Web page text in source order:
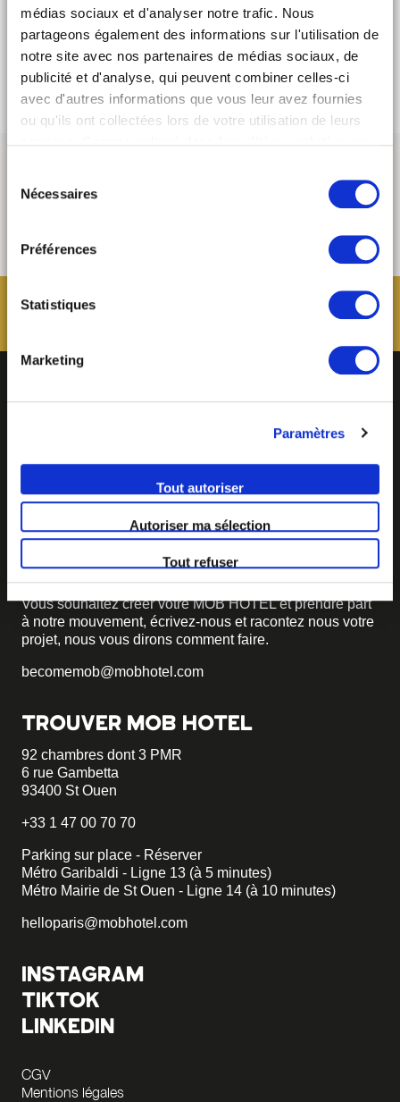
médias sociaux et d'analyser notre trafic. Nous
partageons également des informations sur l'utilisation de
notre site avec nos partenaires de médias sociaux, de
publicité et d'analyse, qui peuvent combiner celles-ci
avec d'autres informations que vous leur avez fournies
ou qu'ils ont collectées lors de votre utilisation de leurs
cliquant sur « tout autoriser » ; vous refusez ce dépôt de
cookies (sauf cookies nécessaires) en cliquant sur « tout
paramétrer vos choix en fonction de la finalité des
autoriser ma sélection ». Vous pouvez retirer votre
consentement à tout moment via notre outil de
relative aux cookies sous l’onglet « mentions légales ».
Nécessaires
Préférences
Statistiques
Marketing
Paramètres
Tout autoriser
Autoriser ma sélection
Tout refuser
A special party hosted by Aline Afanoukoé. Voilà de quoi
bien commencer la semaine.
BECOME MOB
MOB HOTEL se développe en un véritable mouvement
coopératif.
Vous souhaitez créer votre MOB HOTEL et prendre part
à notre mouvement, écrivez-nous et racontez nous votre
projet, nous vous dirons comment faire.
becomemob@mobhotel.com
TROUVER MOB HOTEL
92 chambres dont 3 PMR
6 rue Gambetta
93400 St Ouen
+33 1 47 00 70 70
Parking sur place - Réserver
Métro Garibaldi - Ligne 13 (à 5 minutes)
Métro Mairie de St Ouen - Ligne 14 (à 10 minutes)
helloparis@mobhotel.com
INSTAGRAM
TIKTOK
LINKEDIN
CGV
Mentions légales